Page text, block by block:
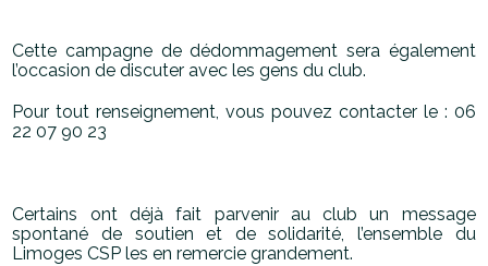
Cette campagne de dédommagement sera également
l’occasion de discuter avec les gens du club.
Pour tout renseignement, vous pouvez contacter le : 06
22 07 90 23
Certains ont déjà fait parvenir au club un message
spontané de soutien et de solidarité, l’ensemble du
Limoges CSP les en remercie grandement.